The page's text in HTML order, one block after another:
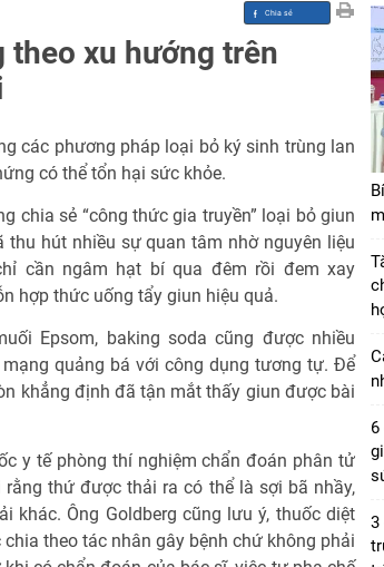
theo xu hướng trên
các phương pháp loại bỏ ký sinh trùng lan
có thể tổn hại sức khỏe.
chia sẻ “công thức gia truyền” loại bỏ giun
hút nhiều sự quan tâm nhờ nguyên liệu
cần ngâm hạt bí qua đêm rồi đem xay
hợp thức uống tẩy giun hiệu quả.
Epsom, baking soda cũng được nhiều
quảng bá với công dụng tương tự. Để
khẳng định đã tận mắt thấy giun được bài
y tế phòng thí nghiệm chẩn đoán phân tử
thứ được thải ra có thể là sợi bã nhầy,
khác. Ông Goldberg cũng lưu ý, thuốc diệt
theo tác nhân gây bệnh chứ không phải
3